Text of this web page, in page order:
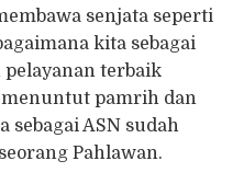
senjata seperti
kita sebagai
terbaik
menuntut pamrih dan
ASN sudah
Pahlawan.